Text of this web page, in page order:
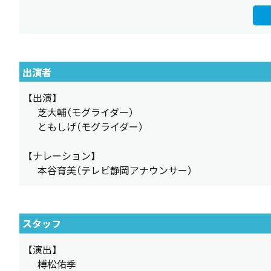
出演者
【出演】
芝大輔（モグライダー）
ともしげ（モグライダー）
【ナレーション】
本谷育美（テレビ静岡アナウンサー）
スタッフ
【演出】
榑松佑季